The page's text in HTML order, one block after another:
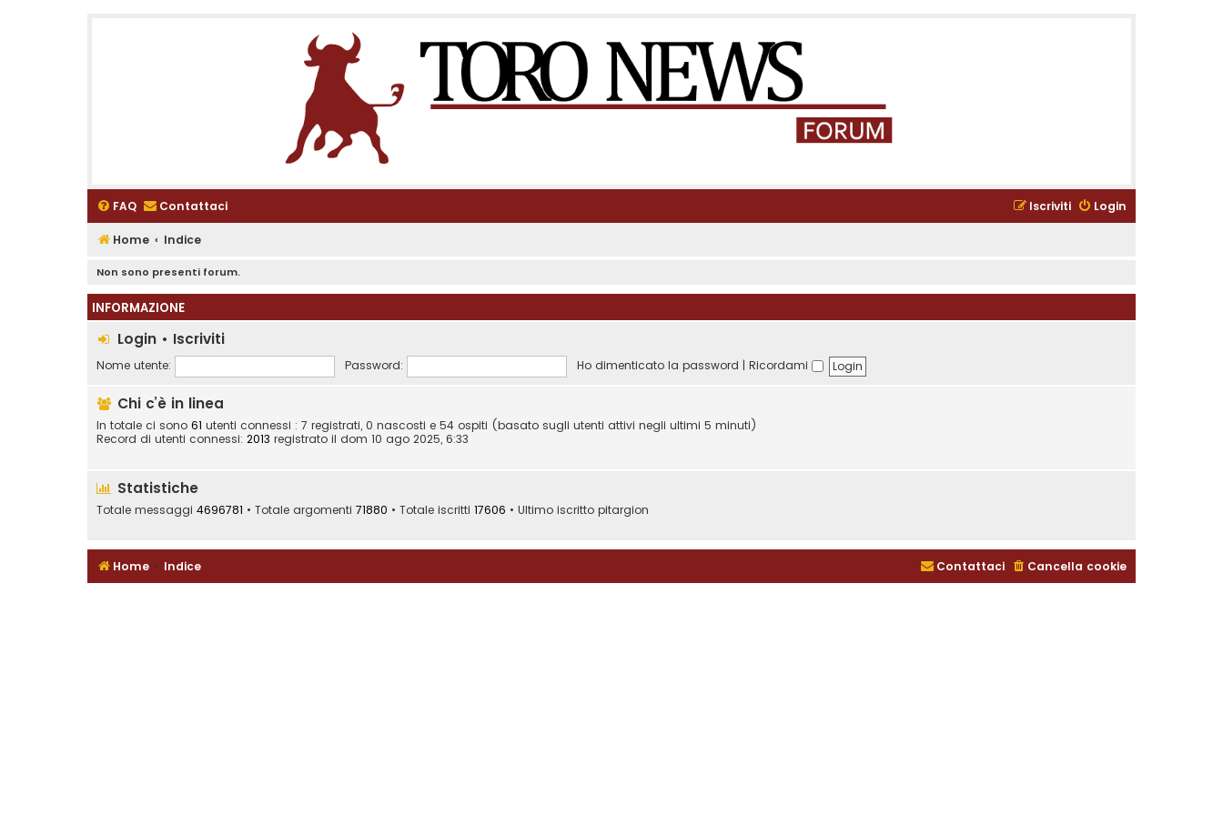
FAQ Contattaci Login
Iscriviti
Home Indice
Non sono presenti forum.
INFORMAZIONE
Login • Iscriviti
Nome utente: Password: Ho dimenticato la password | Ricordami
Chi c’è in linea
In totale ci sono 61 utenti connessi : 7 registrati, 0 nascosti e 54 ospiti (basato sugli utenti attivi negli ultimi 5 minuti)
Record di utenti connessi: 2013 registrato il dom 10 ago 2025, 6:33
Statistiche
Totale messaggi 4696781 • Totale argomenti 71880 • Totale iscritti 17606 • Ultimo iscritto pitargion
Home Indice Cancella cookie
Contattaci